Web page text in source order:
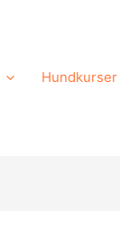
Hundkurser